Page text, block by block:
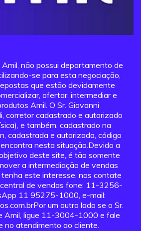
não possui departamento de
se para esta negociação,
que estão devidamente
ofertar, intermediar e
Amil. O Sr. Giovanni
corretor cadastrado e autorizado
e também, cadastrado na
cadastrada e autorizada, código
nesta situação.Devido a
deste site, é tão somente
a intermediação de vendas
tenha este interesse, nos contate
de vendas fone: 11-3256-
11 95275-1000, e-mail:
um outro lado se o Sr.
Amil, ligue 11-3004-1000 e fale
no atendimento ao cliente.